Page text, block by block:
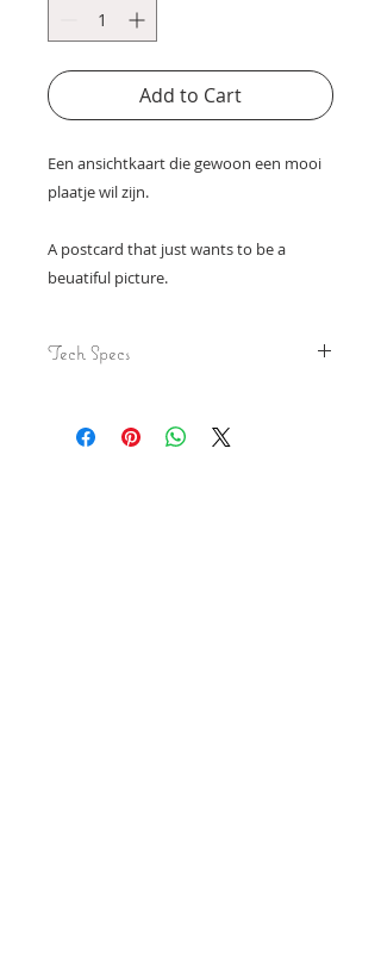
Add to Cart
Een ansichtkaart die gewoon een mooi
plaatje wil zijn.
A postcard that just wants to be a
beuatiful picture.
Tech Specs
Zwaar papier. Geen envelop nodig.